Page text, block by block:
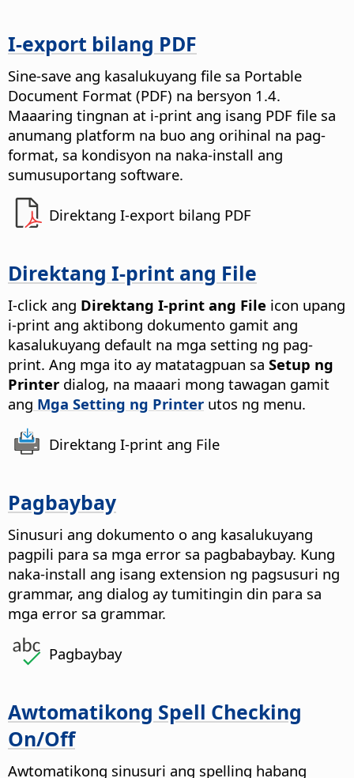
I-export bilang PDF
Sine-save ang kasalukuyang file sa Portable
Document Format (PDF) na bersyon 1.4.
Maaaring tingnan at i-print ang isang PDF file sa
anumang platform na buo ang orihinal na pag-
format, sa kondisyon na naka-install ang
sumusuportang software.
Direktang I-export bilang PDF
Direktang I-print ang File
I-click ang Direktang I-print ang File icon upang
i-print ang aktibong dokumento gamit ang
kasalukuyang default na mga setting ng pag-
print. Ang mga ito ay matatagpuan sa Setup ng
Printer dialog, na maaari mong tawagan gamit
ang Mga Setting ng Printer utos ng menu.
Direktang I-print ang File
Pagbaybay
Sinusuri ang dokumento o ang kasalukuyang
pagpili para sa mga error sa pagbabaybay. Kung
naka-install ang isang extension ng pagsusuri ng
grammar, ang dialog ay tumitingin din para sa
mga error sa grammar.
Pagbaybay
Awtomatikong Spell Checking
On/Off
Awtomatikong sinusuri ang spelling habang